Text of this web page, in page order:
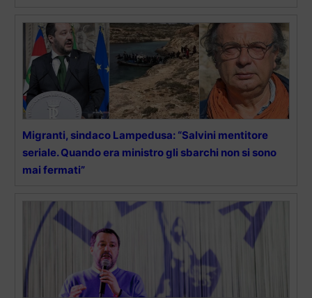
Migranti, sindaco Lampedusa: “Salvini mentitore
seriale. Quando era ministro gli sbarchi non si sono
mai fermati”